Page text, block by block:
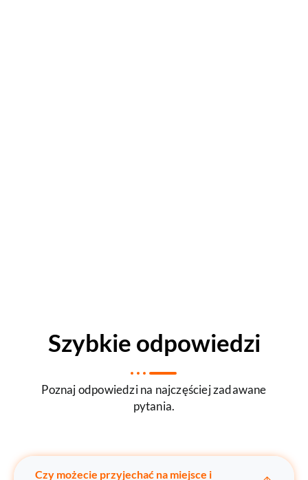
Szybkie odpowiedzi
Poznaj odpowiedzi na najczęściej zadawane
pytania.
Czy możecie przyjechać na miejsce i